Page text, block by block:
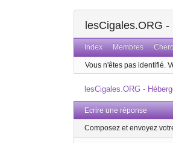
lesCigales.ORG
Index Membres
Vous n'êtes pas identifié.
lesCigales.ORG -
Ecrire une réponse
Composez et envoyez